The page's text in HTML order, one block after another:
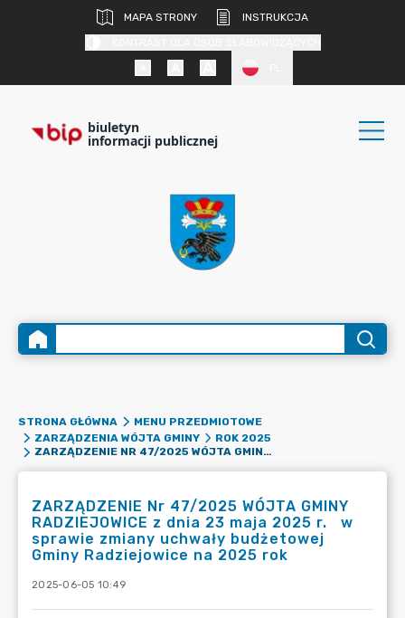
MAPA STRONY
INSTRUKCJA
biuletyn
informacji publicznej
STRONA GŁÓWNA
MENU PRZEDMIOTOWE
ZARZĄDZENIA WÓJTA GMINY
ROK 2025
ZARZĄDZENIE NR 47/2025 WÓJTA GMINY RADZIEJOWICE Z DNIA 23 MAJA 2025 R. W SPRAWIE ZMIANY UCHWAŁY BUDŻETOWEJ GMINY RADZIEJOWICE NA 2025 ROK
ZARZĄDZENIE Nr 47/2025 WÓJTA GMINY
RADZIEJOWICE z dnia 23 maja 2025 r. w
sprawie zmiany uchwały budżetowej
Gminy Radziejowice na 2025 rok
2025-06-05 10:49